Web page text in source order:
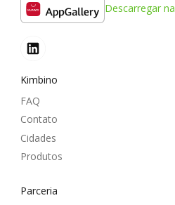
Descarregar na
Kimbino
FAQ
Contato
Cidades
Produtos
Parceria